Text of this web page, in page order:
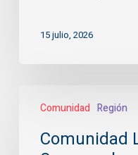
momentos
15 julio, 2026
Comunidad Región
LGBTQIA+
Sonora:Comunidad